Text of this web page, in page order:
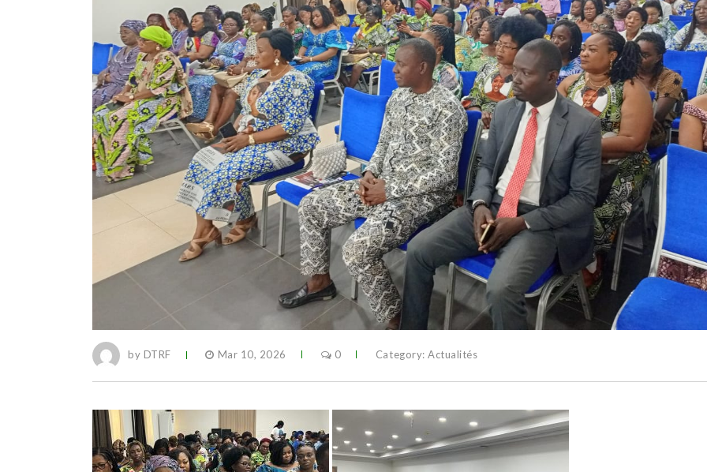
by DTRF Mar 10, 2026 0 Category:Actualités